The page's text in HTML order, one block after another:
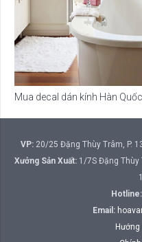
Mua decal dán kính Hàn
VP:20/25 Đặng Thùy Trâm, P.
Xưởng Sản Xuất: 1/7S Đặng Thùy
Hotline:
Email: